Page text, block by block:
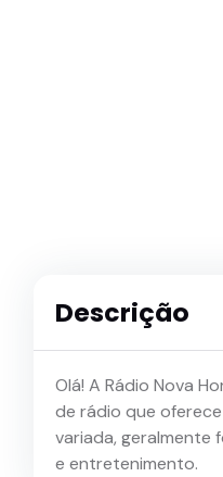
Descrição
Olá! A Rádio Nova
de rádio que
variada, geralmente
e entretenimento.